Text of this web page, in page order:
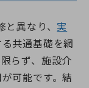
異なり、 実
共通基礎を網
らず、施設介
可能です。結